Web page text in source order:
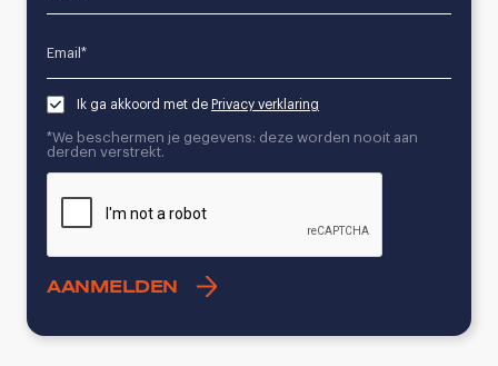
Email*
Ik ga akkoord met de Privacy verklaring
*We beschermen je gegevens: deze worden nooit aan
derden verstrekt.